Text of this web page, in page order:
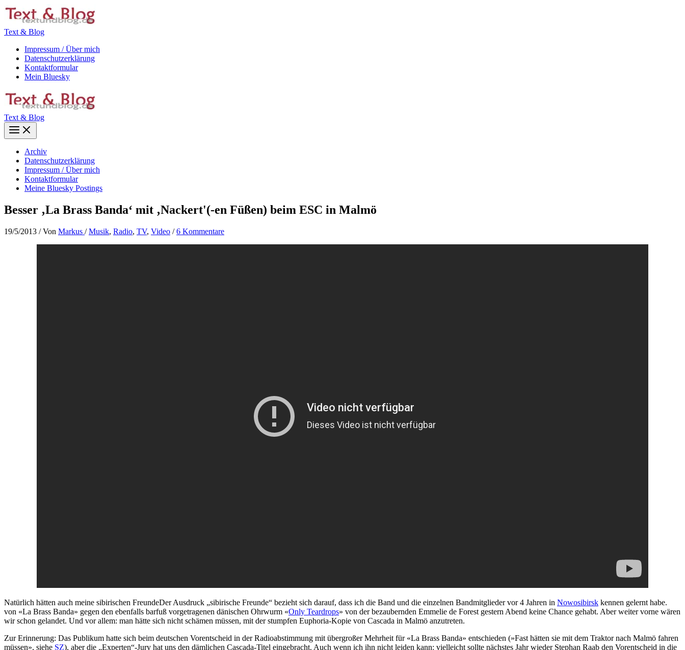
Zum
Inhalt
Text & Blog
Impressum / Über mich
Datenschutzerklärung
Kontaktformular
Mein Bluesky
Text & Blog
Main
Menu
Archiv
Datenschutzerklärung
Impressum / Über mich
Kontaktformular
Meine Bluesky Postings
Besser ‚La Brass Banda‘ mit ‚Nackert'(-en Füßen) beim ESC in Malmö
19/5/2013 / Von Markus /Musik, Radio, TV, Video /6 Kommentare
Natürlich hätten auch meine sibirischen FreundeDer Ausdruck „sibirische Freunde“ bezieht sich darauf, dass ich die Band und die einzelnen Bandmitglieder vor 4 Jahren in Nowosibirsk kennen gelernt habe.
von «La Brass Banda» gegen den ebenfalls barfuß vorgetragenen dänischen Ohrwurm «Only Teardrops» von der bezaubernden Emmelie de Forest gestern Abend keine Chance gehabt. Aber weiter vorne wären
wir schon gelandet. Und vor allem: man hätte sich nicht schämen müssen, mit der stumpfen Euphoria-Kopie von Cascada in Malmö anzutreten.
Zur Erinnerung: Das Publikum hatte sich beim deutschen Vorentscheid in der Radioabstimmung mit übergroßer Mehrheit für «La Brass Banda» entschieden (»Fast hätten sie mit dem Traktor nach Malmö fahren
müssen», siehe SZ), aber die „Experten“-Jury hat uns den dämlichen Cascada-Titel eingebracht. Auch wenn ich ihn nicht leiden kann: vielleicht sollte nächstes Jahr wieder Stephan Raab den Vorentscheid in die